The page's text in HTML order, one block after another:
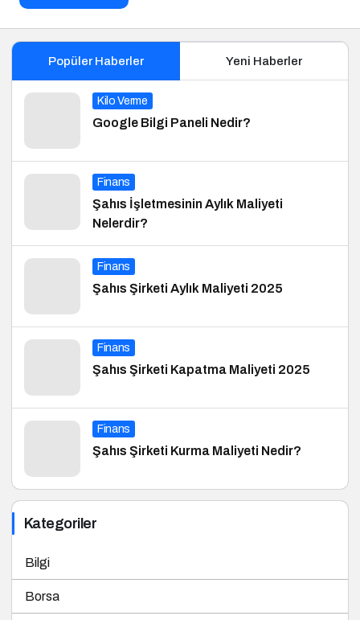
Popüler Haberler Yeni Haberler
Kilo Verme
Google Bilgi Paneli Nedir?
Finans
Şahıs İşletmesinin Aylık Maliyeti
Nelerdir?
Finans
Şahıs Şirketi Aylık Maliyeti 2025
Finans
Şahıs Şirketi Kapatma Maliyeti 2025
Finans
Şahıs Şirketi Kurma Maliyeti Nedir?
Kategoriler
Bilgi
Borsa